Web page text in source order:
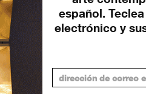
español.
electrónico y